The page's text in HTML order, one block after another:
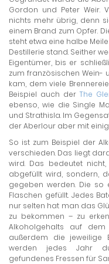
Gordon und Peter Weir.
nichts mehr übrig, denn
einem Brand zum Opfer.
steht etwa eine halbe
Destillerie stand. Seither
Eigentümer, bis er
zum französischen Wein-
kam, dem viele
Beispiel auch derThe
ebenso, wie die Single
und Strathisla. Im
der Aberlour aber mit
So ist zum Beispiel der
verschieden. Das liegt
wird. Das bedeutet
abgefüllt wird, sondern,
gegeben werden. Die
Flaschen gefüllt. Jedes
nur selten hat man das
zu bekommen – zu
Alkoholgehalts auf
außerdem die jeweilige
werden jedes Jahr
gefundenes Fressen für